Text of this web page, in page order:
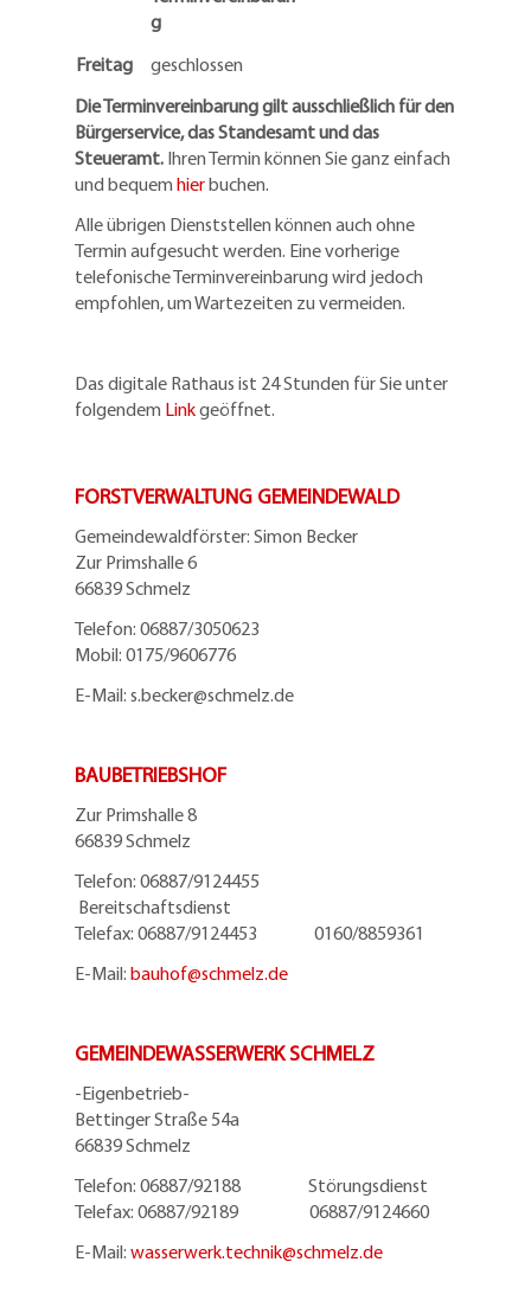
g
Freitag
geschlossen
Die Terminvereinbarung gilt ausschließlich für den
Bürgerservice, das Standesamt und das
Steueramt. Ihren Termin können Sie ganz einfach
und bequem hierbuchen.
Alle übrigen Dienststellen können auch ohne
Termin aufgesucht werden. Eine vorherige
telefonische Terminvereinbarung wird jedoch
empfohlen, um Wartezeiten zu vermeiden.
Das digitale Rathaus ist 24 Stunden für Sie unter
folgendem Linkgeöffnet.
FORSTVERWALTUNG GEMEINDEWALD
Gemeindewaldförster: Simon Becker
Zur Primshalle 6
66839 Schmelz
Telefon: 06887/3050623
Mobil: 0175/9606776
E-Mail: s.becker@schmelz.de
BAUBETRIEBSHOF
Zur Primshalle 8
66839 Schmelz
Telefon: 06887/9124455
Bereitschaftsdienst
Telefax: 06887/9124453 0160/8859361
E-Mail: bauhof@schmelz.de
GEMEINDEWASSERWERK SCHMELZ
-Eigenbetrieb-
Bettinger Straße 54a
66839 Schmelz
Telefon: 06887/92188 Störungsdienst
Telefax: 06887/92189 06887/9124660
E-Mail: wasserwerk.technik@schmelz.de